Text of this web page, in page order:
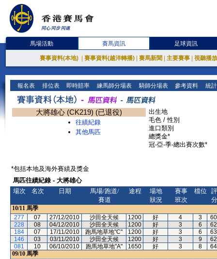
馬場活動 賽馬資訊 足球資訊
賽事資料(本地) 賽事資料(越洋轉播) 賽馬新聞 主要賽事 視聽播
報名表 排位表 即時賠率 練馬師分場表 騎師分場表 參考資料 統
大將雄心 (CK219) (已退役)
往績紀錄
其他馬匹
出生地
毛色 / 性別
進口類別
總獎金*
冠-亞-季-總出賽次數*
*包括本地及海外賽績及獎金
馬匹往績紀錄 - 大將雄心
場次
名次 日期
馬場/跑道/
賽道
途程
場地
狀況
賽事
班次
檔位
評
分
10/11 馬季
277
07 27/12/2010 沙田全天候 1200 好 4 3
60
228
08 04/12/2010 沙田全天候 1200 好 3 6
62
184
07 17/11/2010 跑馬地草地"C" 1200 好 3 6
63
146
03 03/11/2010 沙田全天候 1200 好 3 9
62
081
10 06/10/2010 跑馬地草地"A" 1650 好 3 8
64
09/10 馬季